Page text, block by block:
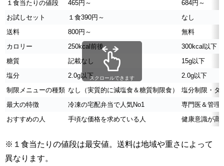
１食当たりの値段
465円～
684円～
お試しセット
１食390円～
なし
送料
800円～
無料
カロリー
250kcal前後
300kcal以下
糖質
記載なし
15g以下
塩分
2.0g以下
2.0g以下
制限メニューの種類 なし（実質的に減塩食＆糖質制限食）
塩分制限・タ
最大の特徴
冷凍の宅配弁当で人気No1
専門医＆管理
おすすめの人
手頃な価格を求めている人 健康意識が高
スクロールできます
※１食当たりの値段は最安値。送料は地域や重さによって
異なります。